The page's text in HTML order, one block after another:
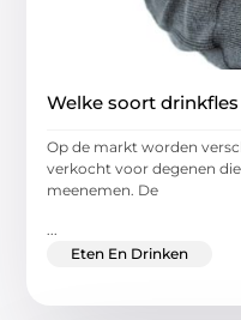
Welke soort
Op de markt worden
verkocht voor degenen
meenemen. De
Eten En Drinken